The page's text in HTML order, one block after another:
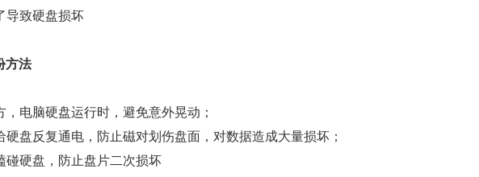
致硬盘损坏
方法
电脑硬盘运行时，避免意外晃动；
盘反复通电，防止磁对划伤盘面，对数据造成大量损坏；
硬盘，防止盘片二次损坏